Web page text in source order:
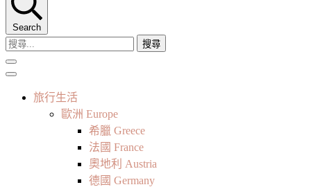
Search
搜
尋
關
旅行生活
歐洲 Europe
希臘 Greece
法國 France
奧地利 Austria
德國 Germany